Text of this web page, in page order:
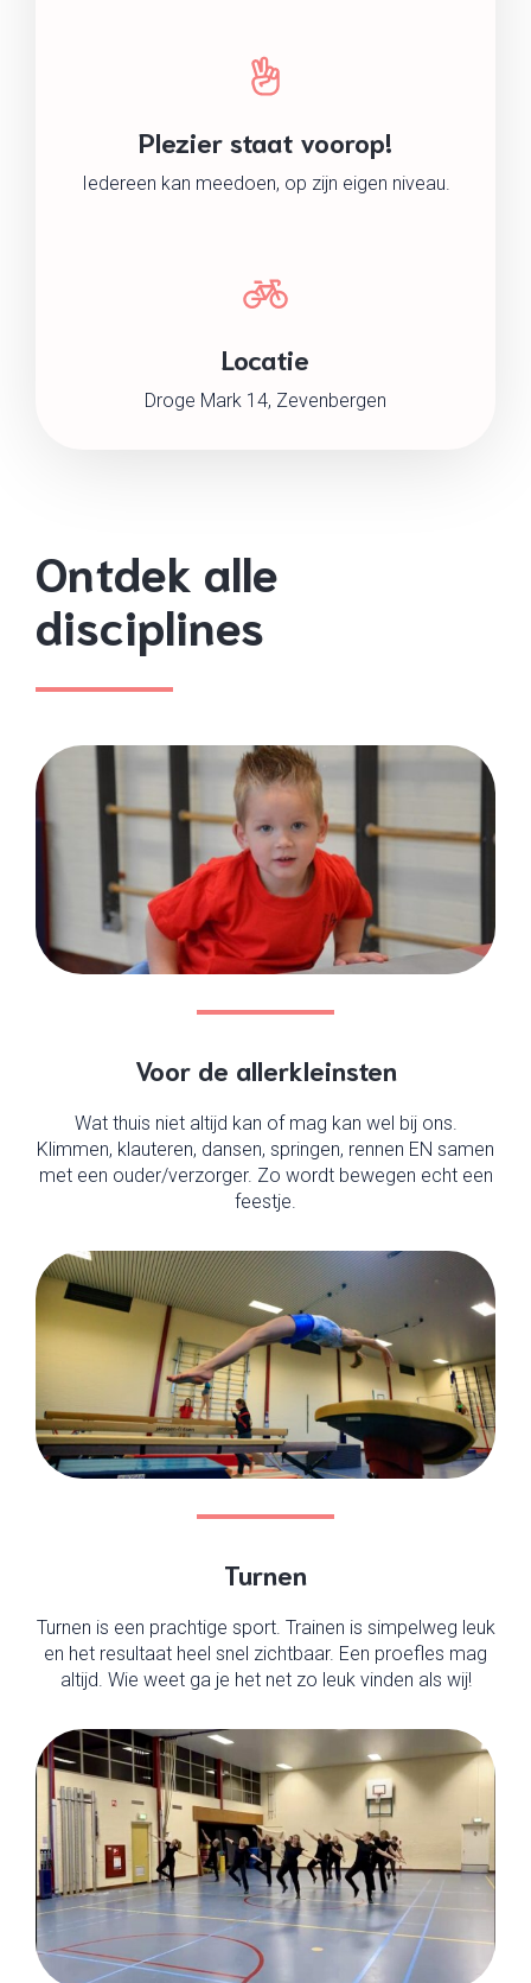
Plezier staat voorop!
Iedereen kan meedoen, op zijn eigen niveau.
Locatie
Droge Mark 14, Zevenbergen
Ontdek alle
disciplines
Voor de allerkleinsten
Wat thuis niet altijd kan of mag kan wel bij ons.
Klimmen, klauteren, dansen, springen, rennen EN samen
met een ouder/verzorger. Zo wordt bewegen echt een
feestje.
Turnen
Turnen is een prachtige sport. Trainen is simpelweg leuk
en het resultaat heel snel zichtbaar. Een proefles mag
altijd. Wie weet ga je het net zo leuk vinden als wij!